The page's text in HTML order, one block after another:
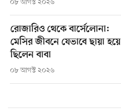
০৮ আগস্ট ২০২৬
রোজারিও থেকে বার্সেলোনা:
মেসির জীবনে যেভাবে ছায়া হয়ে
ছিলেন বাবা
০৮ আগস্ট ২০২৬